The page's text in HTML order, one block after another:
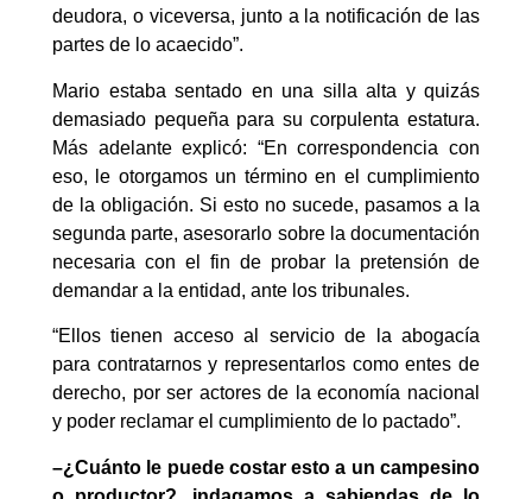
deudora, o viceversa, junto a la notificación de las
partes de lo acaecido”.
Mario estaba sentado en una silla alta y quizás
demasiado pequeña para su corpulenta estatura.
Más adelante explicó: “En correspondencia con
eso, le otorgamos un término en el cumplimiento
de la obligación. Si esto no sucede, pasamos a la
segunda parte, asesorarlo sobre la documentación
necesaria con el fin de probar la pretensión de
demandar a la entidad, ante los tribunales.
“Ellos tienen acceso al servicio de la abogacía
para contratarnos y representarlos como entes de
derecho, por ser actores de la economía nacional
y poder reclamar el cumplimiento de lo pactado”.
–¿Cuánto le puede costar esto a un campesino